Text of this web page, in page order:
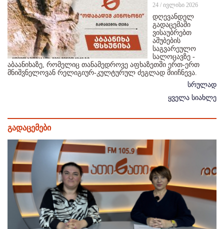
24 / ივლისი 2026
დღევანდელ
გადაცემაში
ვისაუბრებთ
აშუბების
საგვარეულო
სალოცავზე -
აბაანიხაზე, რომელიც თანამედროვე აფხაზეთში ერთ-ერთ
მნიშვნელოვან რელიგიურ-კულტურულ ძეგლად მიიჩნევა.
სრულად
ყველა სიახლე
გადაცემები